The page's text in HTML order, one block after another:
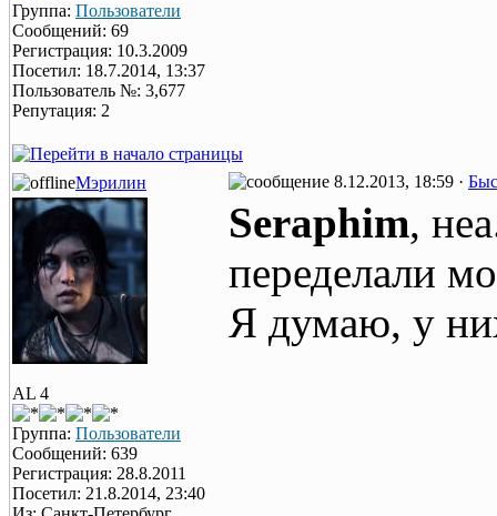
Группа: Пользователи
Сообщений: 69
Регистрация: 10.3.2009
Посетил: 18.7.2014, 13:37
Пользователь №: 3,677
Репутация: 2
Мэрилин 8.12.2013, 18:59 ·
AL 4
Группа: Пользователи
Сообщений: 639
Регистрация: 28.8.2011
Посетил: 21.8.2014, 23:40
Seraphim,
переделали
Я думаю, у